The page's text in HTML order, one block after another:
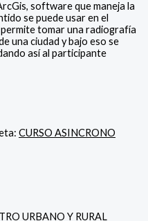
software que maneja la
se puede usar en el
tomar una radiografía
una ciudad y bajo eso se
así al participante
CURSO ASINCRONO
URBANO Y RURAL